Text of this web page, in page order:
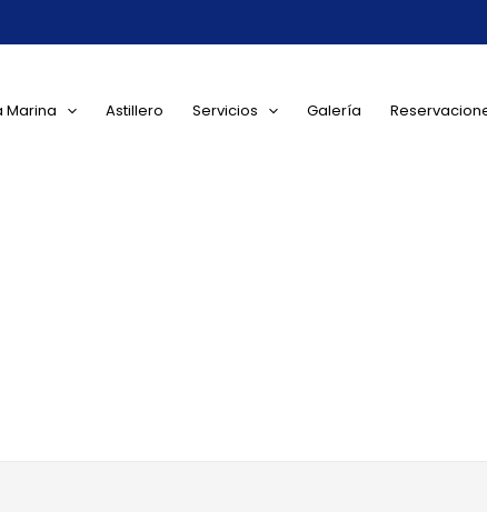
Marina Astillero Servicios Galería